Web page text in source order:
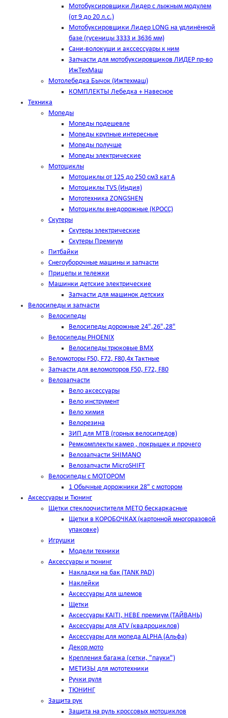
Мотобуксировщики Лидер с лыжным модулем
(от 9 до 20 л.с.)
Мотобуксировщики Лидер LONG на удлинённой
базе (гусеницы 3333 и 3636 мм)
Сани-волокуши и акссессуары к ним
Запчасти для мотобуксировщиков ЛИДЕР пр-во
ИжТехМаш
Мотолебедка Бычок (Ижтехмаш)
КОМПЛЕКТЫ Лебедка + Навесное
Техника
Мопеды
Мопеды подешевле
Мопеды крупные интересные
Мопеды получше
Мопеды электрические
Мотоциклы
Мотоциклы от 125 до 250 см3 кат А
Мотоциклы TVS (Индия)
Мототехника ZONGSHEN
Мотоциклы внедорожные (КРОСС)
Скутеры
Скутеры электрические
Скутеры Премиум
Питбайки
Снегоуборочные машины и запчасти
Прицепы и тележки
Машинки детские электрические
Запчасти для машинок детских
Велосипеды и запчасти
Велосипеды
Велосипеды дорожные 24",26",28"
Велосипеды PHOENIX
Велосипеды трюковые BMX
Веломоторы F50, F72, F80,4х Тактные
Запчасти для веломоторов F50, F72, F80
Велозапчасти
Вело аксессуары
Вело инструмент
Вело химия
Велорезина
ЗИП для MTB (горных велосипедов)
Ремкомплекты камер , покрышек и прочего
Велозапчасти SHIMANO
Велозапчасти MicroSHIFT
Велосипеды с МОТОРОМ
1 Обычные дорожники 28" с мотором
Аксессуары и Тюнинг
Щетки стеклоочистителя METO бескаркасные
Щетки в КОРОБОЧКАХ (картонной многоразовой
упаковке)
Игрушки
Модели техники
Аксессуары и тюнинг
Накладки на бак (TANK PAD)
Наклейки
Аксессуары для шлемов
Щетки
Аксессуары KAITI, HEBE премиум (ТАЙВАНЬ)
Аксессуары для ATV (квадроциклов)
Аксессуары для мопеда ALPHA (Альфа)
Декор мото
Крепления багажа (сетки, "пауки")
МЕТИЗЫ для мототехники
Ручки руля
ТЮНИНГ
Защита рук
Защита на руль кроссовых мотоциклов